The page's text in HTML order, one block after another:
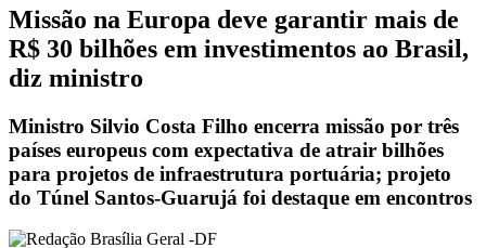
Missão na Europa deve garantir mais de
R$ 30 bilhões em investimentos ao Brasil,
diz ministro
Ministro Silvio Costa Filho encerra missão por três
países europeus com expectativa de atrair bilhões
para projetos de infraestrutura portuária; projeto
do Túnel Santos-Guarujá foi destaque em encontros